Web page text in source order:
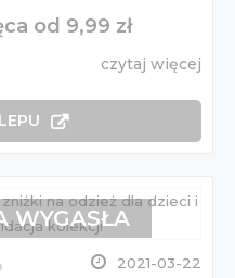
od 9,99 zł
czytaj więcej
2021-03-22
WYGASŁA